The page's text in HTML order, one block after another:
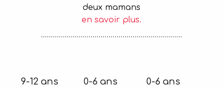
deux mamans
en savoir plus.
9-12 ans 0-6 ans 0-6 ans